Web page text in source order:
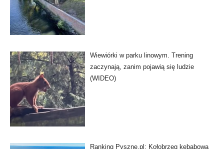
Wiewiórki w parku linowym. Trening
zaczynają, zanim pojawią się ludzie
(WIDEO)
Ranking Pyszne.pl: Kołobrzeg kebabową